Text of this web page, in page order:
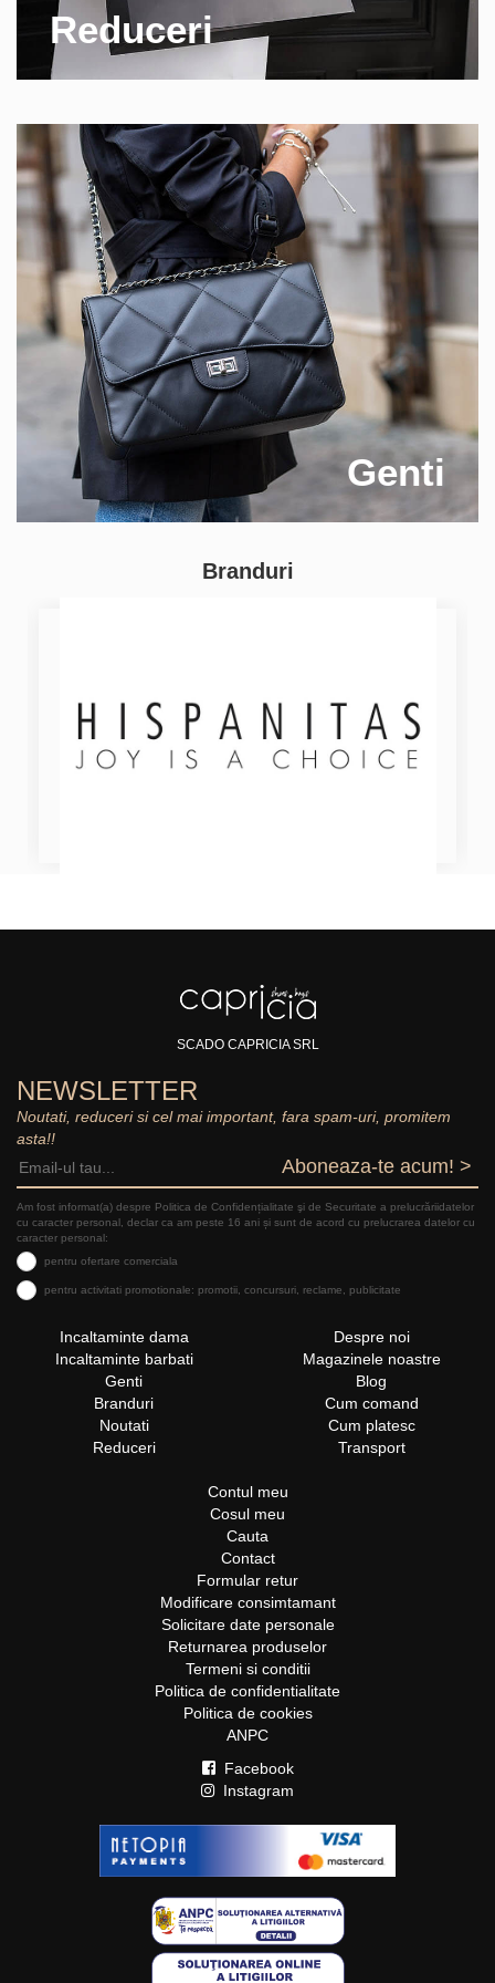
Reduceri
Genti
Branduri
SCADO CAPRICIA SRL
NEWSLETTER
Noutati, reduceri si cel mai important, fara spam-uri, promitem
asta!!
Aboneaza-te acum! >
Am fost informat(a) despre Politica de Confidențialitate şi de Securitate a prelucrăriidatelor
cu caracter personal, declar ca am peste 16 ani și sunt de acord cu prelucrarea datelor cu
caracter personal:
pentru ofertare comerciala
pentru activitati promotionale: promotii, concursuri, reclame, publicitate
Incaltaminte dama
Incaltaminte barbati
Genti
Branduri
Noutati
Reduceri
Despre noi
Magazinele noastre
Blog
Cum comand
Cum platesc
Transport
Contul meu
Cosul meu
Cauta
Contact
Formular retur
Modificare consimtamant
Solicitare date personale
Returnarea produselor
Termeni si conditii
Politica de confidentialitate
Politica de cookies
ANPC
Facebook
Instagram